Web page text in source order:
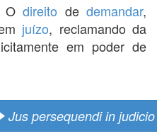
Odireito dedemandar,
juízo, reclamando da
em poder de
Jus persequendi in